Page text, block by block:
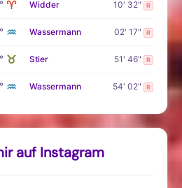
♈ Widder 10' 32" R
♒ Wassermann 02' 17" R
♉ Stier 51' 46" R
♒ Wassermann 54' 02" R
auf Instagram